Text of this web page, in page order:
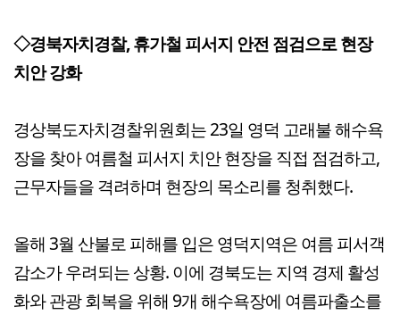
◇경북자치경찰, 휴가철 피서지 안전 점검으로 현장
치안 강화
경상북도자치경찰위원회는 23일 영덕 고래불 해수욕
장을 찾아 여름철 피서지 치안 현장을 직접 점검하고,
근무자들을 격려하며 현장의 목소리를 청취했다.
올해 3월 산불로 피해를 입은 영덕지역은 여름 피서객
감소가 우려되는 상황. 이에 경북도는 지역 경제 활성
화와 관광 회복을 위해 9개 해수욕장에 여름파출소를